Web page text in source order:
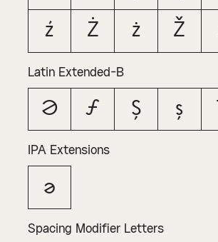
ź
Ż ż Ž
Latin Extended-B
Ə ƒ Ș ș
IPA Extensions
ə
Spacing Modifier Letters